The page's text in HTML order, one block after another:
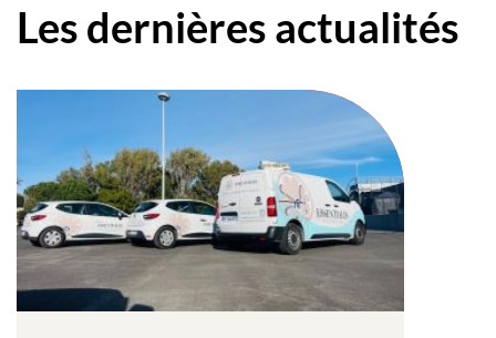
Les dernières actualités